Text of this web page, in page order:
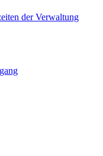
der Verwaltung